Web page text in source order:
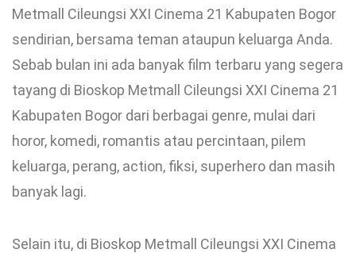
Metmall Cileungsi XXI Cinema 21 Kabupaten Bogor
sendirian, bersama teman ataupun keluarga Anda.
Sebab bulan ini ada banyak film terbaru yang segera
tayang di Bioskop Metmall Cileungsi XXI Cinema 21
Kabupaten Bogor dari berbagai genre, mulai dari
horor, komedi, romantis atau percintaan, pilem
keluarga, perang, action, fiksi, superhero dan masih
banyak lagi.
Selain itu, di Bioskop Metmall Cileungsi XXI Cinema